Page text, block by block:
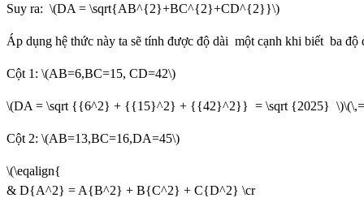
Suy ra: \(DA = \sqrt{AB^{2}+BC^{2}+CD^{2}}\)
Áp dụng hệ thức này ta sẽ tính được độ dài một cạnh khi biết ba độ
Cột 1: \(AB=6,BC=15, CD=42\)
\(DA = \sqrt {{6^2} + {{15}^2} + {{42}^2}} = \sqrt {2025}
Cột 2: \(AB=13,BC=16,DA=45\)
\(\eqalign{
& D{A^2} = A{B^2} + B{C^2} + C{D^2} \cr